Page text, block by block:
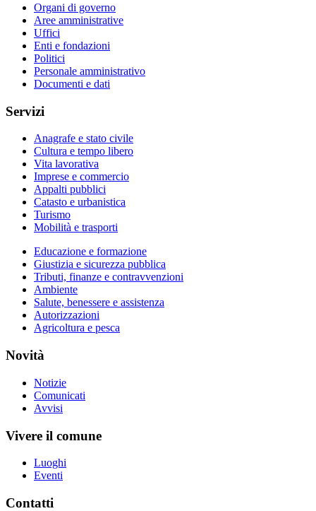
Organi di governo
Aree amministrative
Uffici
Enti e fondazioni
Politici
Personale amministrativo
Documenti e dati
Servizi
Anagrafe e stato civile
Cultura e tempo libero
Vita lavorativa
Imprese e commercio
Appalti pubblici
Catasto e urbanistica
Turismo
Mobilità e trasporti
Educazione e formazione
Giustizia e sicurezza pubblica
Tributi, finanze e contravvenzioni
Ambiente
Salute, benessere e assistenza
Autorizzazioni
Agricoltura e pesca
Novità
Notizie
Comunicati
Avvisi
Vivere il comune
Luoghi
Eventi
Contatti